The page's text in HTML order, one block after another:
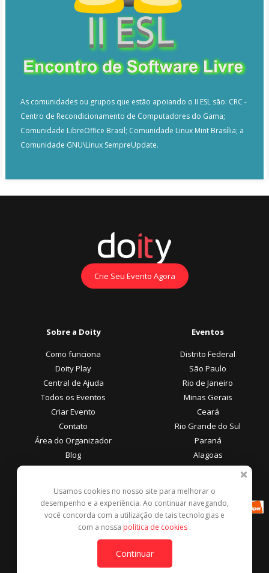
As comunidades ou grupos que estão apoiando o II ESL são: CRC -
Centro de Recondicionamento de Computadores do Gama;
Comunidade LibreOffice Brasil; Comunidade Linux Mint Brasília; a
Comunidade GNU\Linux SempreUpdate.
Crie Seu Evento Agora
Sobre a Doity
Como funciona
Doity Play
Central de Ajuda
Todos os Eventos
Criar Evento
Contato
Área do Organizador
Blog
Eventos
Distrito Federal
São Paulo
Rio de Janeiro
Minas Gerais
Ceará
Rio Grande do Sul
Paraná
Alagoas
Área do Participante
Central de Ajuda
Denunciar este evento
Formas de Pagamento
Usamos cookies no nosso site para melhorar o
desempenho e a experiência. Ao continuar navegando,
você concorda com a utilização de tais tecnologias e
com a nossa política de cookies .
Continuar